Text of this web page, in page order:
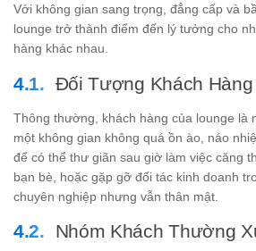
Với không gian sang trọng, đẳng cấp và
lounge trở thành điểm đến lý tưởng cho
hàng khác nhau.
Đối Tượng Khách
Thông thường, khách hàng của lounge là
một không gian không quá ồn ào, náo
để có thể thư giãn sau giờ làm việc căng
bạn bè, hoặc gặp gỡ đối tác kinh doanh
chuyên nghiệp nhưng vẫn thân mật.
Nhóm Khách Thường